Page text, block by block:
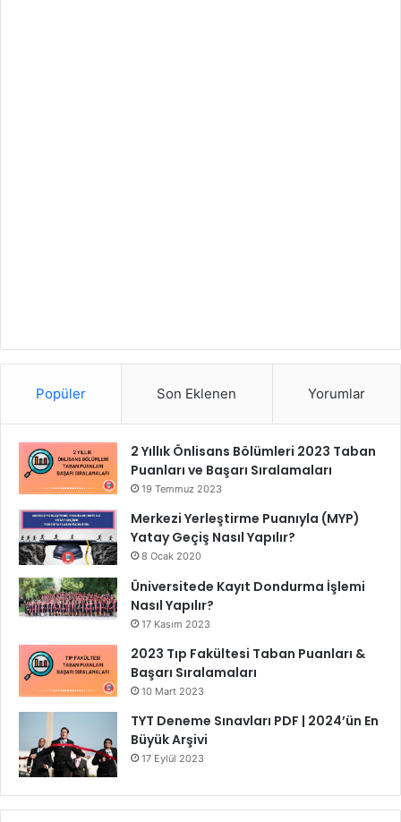
Popüler Son Eklenen Yorumlar
2 Yıllık Önlisans Bölümleri 2023 Taban
Puanları ve Başarı Sıralamaları
19 Temmuz 2023
Merkezi Yerleştirme Puanıyla (MYP)
Yatay Geçiş Nasıl Yapılır?
8 Ocak 2020
Üniversitede Kayıt Dondurma İşlemi
Nasıl Yapılır?
17 Kasım 2023
2023 Tıp Fakültesi Taban Puanları &
Başarı Sıralamaları
10 Mart 2023
TYT Deneme Sınavları PDF | 2024’ün En
Büyük Arşivi
17 Eylül 2023